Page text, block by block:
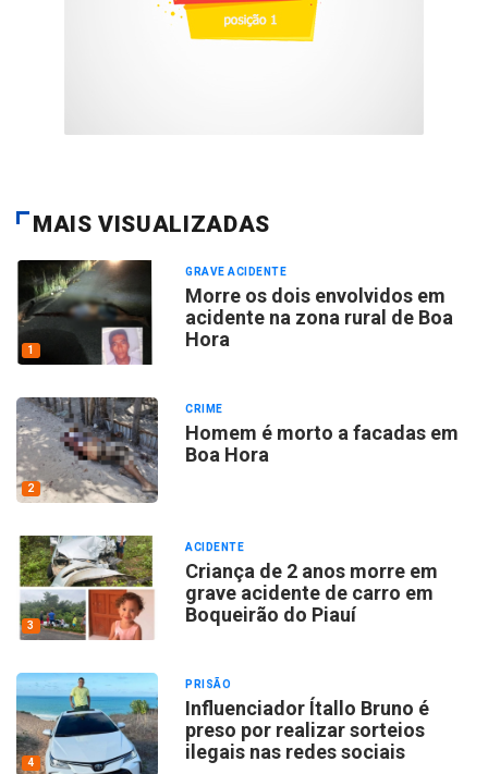
MAIS VISUALIZADAS
1
GRAVE ACIDENTE
Morre os dois envolvidos em
acidente na zona rural de Boa
Hora
2
CRIME
Homem é morto a facadas em
Boa Hora
3
ACIDENTE
Criança de 2 anos morre em
grave acidente de carro em
Boqueirão do Piauí
4
PRISÃO
Influenciador Ítallo Bruno é
preso por realizar sorteios
ilegais nas redes sociais